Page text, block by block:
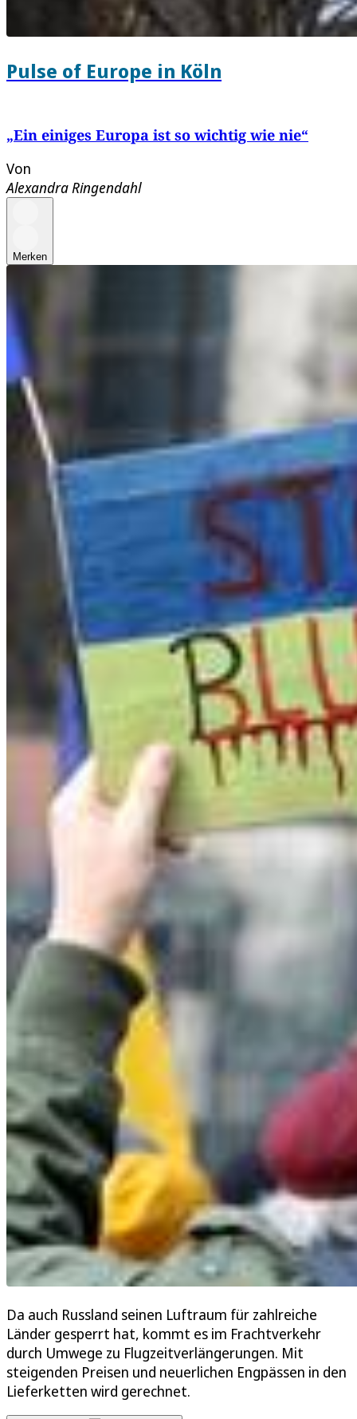
Pulse of Europe in Köln
„Ein einiges Europa ist so wichtig wie nie“
Von
Alexandra Ringendahl
Merken
Da auch Russland seinen Luftraum für zahlreiche
Länder gesperrt hat, kommt es im Frachtverkehr
durch Umwege zu Flugzeitverlängerungen. Mit
steigenden Preisen und neuerlichen Engpässen in den
Lieferketten wird gerechnet.